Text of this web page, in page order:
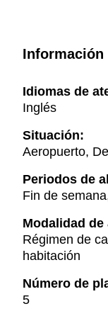
Información
Idiomas de
Inglés
Situación:
Aeropuerto,
Periodos de
Fin de
Modalidad
Régimen de
habitación
Número de
5